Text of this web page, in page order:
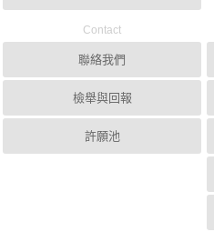
Contact
聯絡我們
檢舉與回報
許願池